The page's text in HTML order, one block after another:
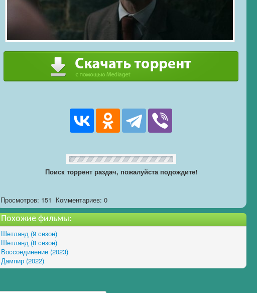
Поиск торрент раздач, пожалуйста подождите!
Просмотров: 151 Комментариев: 0
Похожие фильмы:
Шетланд (9 сезон)
Шетланд (8 сезон)
Воссоединение (2023)
Дампир (2022)